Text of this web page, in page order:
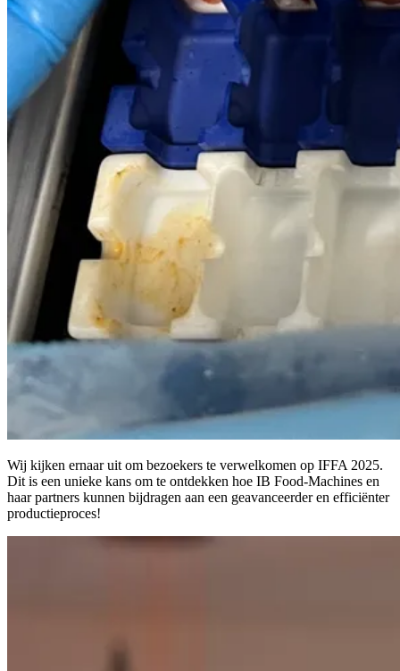
Wij kijken ernaar uit om bezoekers te verwelkomen op IFFA 2025.
Dit is een unieke kans om te ontdekken hoe IB Food-Machines en
haar partners kunnen bijdragen aan een geavanceerder en efficiënter
productieproces!